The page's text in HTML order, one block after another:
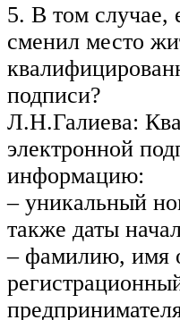
5. В том случае,
сменил место
подписи?
Л.Н.Галиева:
электронной
информацию:
– уникальный
также даты
– фамилию, имя